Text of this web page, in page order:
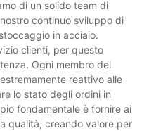
di un solido team di
continuo sviluppo di
in acciaio.
clienti, per questo
Ogni membro del
reattivo alle
lo stato degli ordini in
fondamentale è fornire ai
qualità, creando valore per